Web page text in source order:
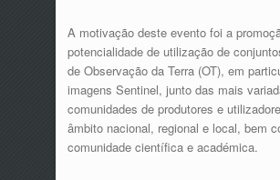
A motivação deste evento foi a
potencialidade de utilização de
de Observação da Terra (OT), em
imagens Sentinel, junto das mais
comunidades de produtores e
âmbito nacional, regional e local, bem
comunidade científica e académica.